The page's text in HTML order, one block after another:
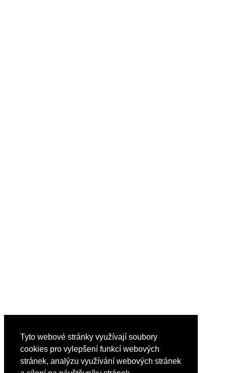
Tyto webové stránky využívají soubory
cookies pro vylepšení funkcí webových
stránek, analýzu využívání webových stránek